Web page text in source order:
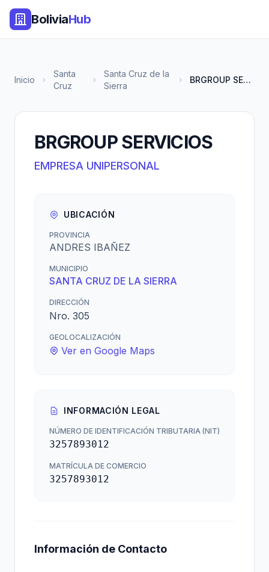
BoliviaHub
Inicio
Santa
Cruz
Santa Cruz de la
Sierra
BRGROUP SERVICIOS
BRGROUP SERVICIOS
EMPRESA UNIPERSONAL
UBICACIÓN
PROVINCIA
ANDRES IBAÑEZ
MUNICIPIO
SANTA CRUZ DE LA SIERRA
DIRECCIÓN
Nro. 305
GEOLOCALIZACIÓN
Ver en Google Maps
INFORMACIÓN LEGAL
NÚMERO DE IDENTIFICACIÓN TRIBUTARIA (NIT)
3257893012
MATRÍCULA DE COMERCIO
3257893012
Información de Contacto